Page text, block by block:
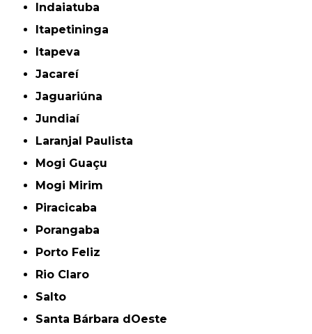
Indaiatuba
Itapetininga
Itapeva
Jacareí
Jaguariúna
Jundiaí
Laranjal Paulista
Mogi Guaçu
Mogi Mirim
Piracicaba
Porangaba
Porto Feliz
Rio Claro
Salto
Santa Bárbara dOeste